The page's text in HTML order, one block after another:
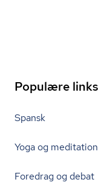
Populære links
Spansk
Yoga og meditation
Foredrag og debat